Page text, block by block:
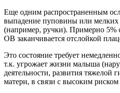
Еще одним распространенным
выпадение пуповины или мелких
(например, ручки). Примерно 5%
ОВ заканчивается отслойкой
Это состояние требует
т.к. угрожает жизни малыша
деятельности, развития тяжелой
матери, в связи с высоким